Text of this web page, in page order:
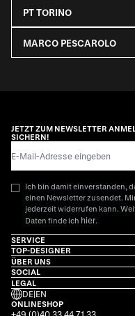
PT TORINO
MARCO PESCAROLO
JETZT ZUM NEWSLETTER
SICHERN!
Ich bin damit einverstanden,
einen Newsletter zusendet.
jederzeit widerrufen kann.
Daten finde ich hier.
SERVICE
TOP-DESIGNER
ÜBER UNS
SOCIAL
LEGAL
DE|EN
ONLINESHOP
+49 (0)40 33 44 71 33